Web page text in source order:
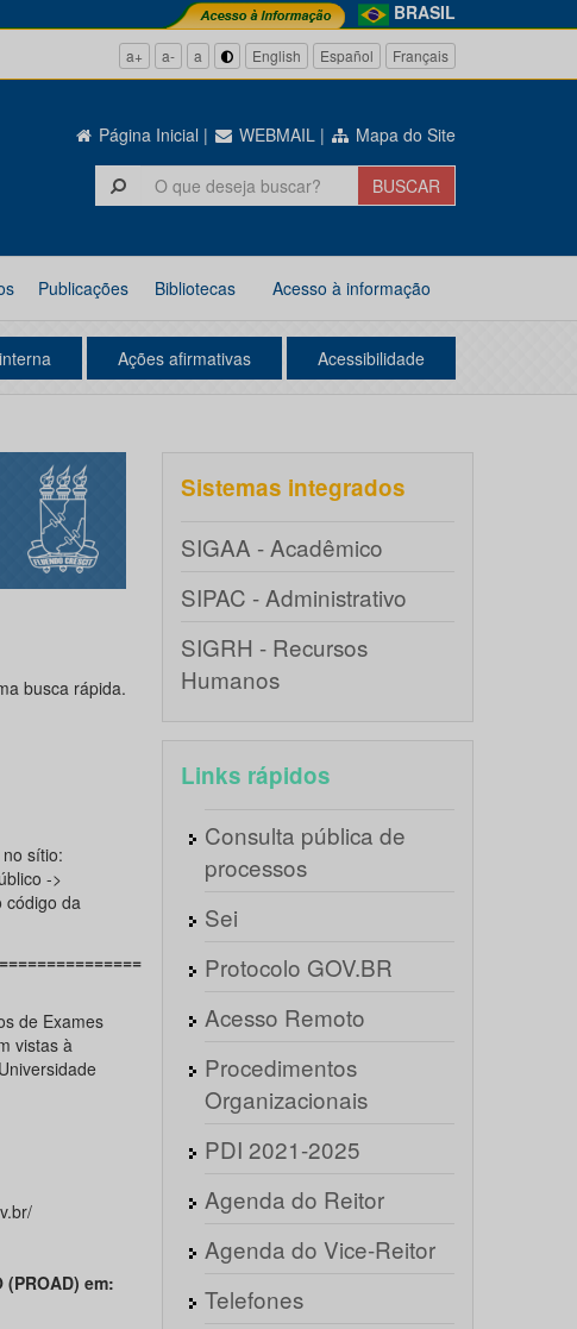
BRASIL
a+ a- a English Español Français
Página Inicial | WEBMAIL | Mapa do Site
Publicações Bibliotecas Acesso à informação
Ações afirmativas Acessibilidade
busca rápida.
sítio:
->
código da
de Exames
vistas à
(PROAD) em:
Sistemas integrados
SIGAA - Acadêmico
SIPAC - Administrativo
SIGRH - Recursos
Humanos
Links rápidos
Consulta pública de
processos
Sei
Protocolo GOV.BR
Acesso Remoto
Procedimentos
Organizacionais
PDI 2021-2025
Agenda do Reitor
Agenda do Vice-Reitor
Telefones